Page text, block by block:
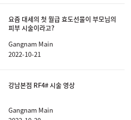
요즘 대세의 첫 월급 효도선물이 부모님의
피부 시술이라고?
Gangnam Main
2022-10-21
강남본점 RF4# 시술 영상
Gangnam Main